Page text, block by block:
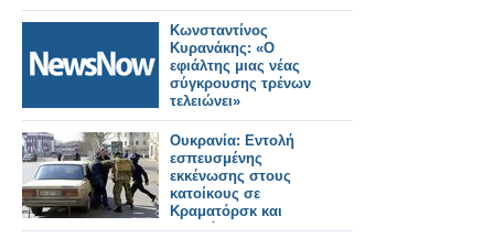
Κωνσταντίνος
Κυρανάκης: «Ο
εφιάλτης μιας νέας
σύγκρουσης τρένων
τελειώνει»
Ουκρανία: Εντολή
εσπευσμένης
εκκένωσης στους
κατοίκους σε
Κραματόρσκ και
Σλοβιάνσκ